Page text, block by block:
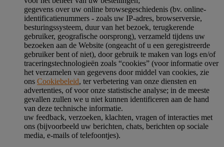
gegevens over uw online browsegeschiedenis (bv. online-
identificatienummers - zoals uw IP-adres, browserversie,
besturingssysteem, duur van het bezoek, terugkerende
gebruiker, geografische oorsprong), verzameld tijdens uw
bezoeken aan de Website (ongeacht of u een geregistreerde
gebruiker bent of niet), door gebruik te maken van logs en/of
traceringstechnologieën zoals “cookies” (voor informatie over
het verzamelen van gegevens door middel van cookies, zie
ons Cookiebeleid, ter verbetering van onze diensten en
advertenties, of voor onze statistische analyse; in de meeste
gevallen zullen we u niet kunnen identificeren aan de hand
van deze technische informatie.
uw feedback, verzoeken, klachten, vragen of interacties met
ons (bijvoorbeeld uw berichten, chats, berichten op sociale
media, e-mails of telefoontjes).